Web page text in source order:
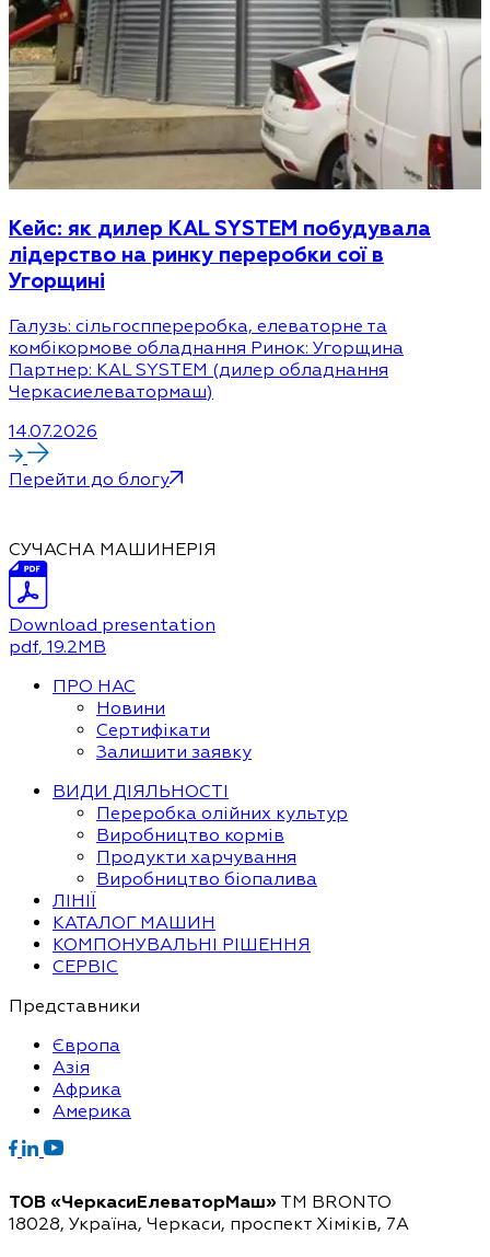
Кейс: як дилер KAL SYSTEM побудувала
лідерство на ринку переробки сої в
Угорщині
Галузь: сільгосппереробка, елеваторне та
комбікормове обладнання Ринок: Угорщина
Партнер: KAL SYSTEM (дилер обладнання
Черкасиелеватормаш)
14.07.2026
Перейти до блогу
СУЧАСНА МАШИНЕРІЯ
Download presentation
pdf, 19.2MB
ПРО НАС
Новини
Сертифікати
Залишити заявку
ВИДИ ДІЯЛЬНОСТІ
Переробка олійних культур
Виробництво кормів
Продукти харчування
Виробництво біопалива
ЛІНІЇ
КАТАЛОГ МАШИН
КОМПОНУВАЛЬНІ РІШЕННЯ
СЕРВІС
Представники
Європа
Азія
Африка
Америка
ТОВ «ЧеркасиЕлеваторМаш» ТМ BRONTO
18028, Україна, Черкаси, проспект Хіміків, 7А